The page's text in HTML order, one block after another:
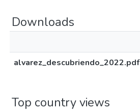
Downloads
alvarez_descubriendo_2022.pdf
Top country views